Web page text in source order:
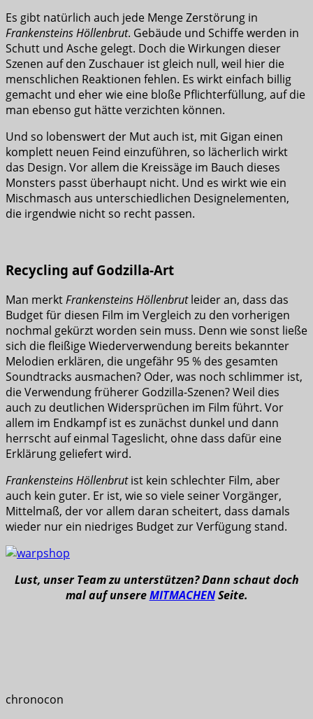
Es gibt natürlich auch jede Menge Zerstörung in
Frankensteins Höllenbrut. Gebäude und Schiffe werden in
Schutt und Asche gelegt. Doch die Wirkungen dieser
Szenen auf den Zuschauer ist gleich null, weil hier die
menschlichen Reaktionen fehlen. Es wirkt einfach billig
gemacht und eher wie eine bloße Pflichterfüllung, auf die
man ebenso gut hätte verzichten können.
Und so lobenswert der Mut auch ist, mit Gigan einen
komplett neuen Feind einzuführen, so lächerlich wirkt
das Design. Vor allem die Kreissäge im Bauch dieses
Monsters passt überhaupt nicht. Und es wirkt wie ein
Mischmasch aus unterschiedlichen Designelementen,
die irgendwie nicht so recht passen.
Recycling auf Godzilla-Art
Man merktFrankensteins Höllenbrutleider an, dass das
Budget für diesen Film im Vergleich zu den vorherigen
nochmal gekürzt worden sein muss. Denn wie sonst ließe
sich die fleißige Wiederverwendung bereits bekannter
Melodien erklären, die ungefähr 95 % des gesamten
Soundtracks ausmachen? Oder, was noch schlimmer ist,
die Verwendung früherer Godzilla-Szenen? Weil dies
auch zu deutlichen Widersprüchen im Film führt. Vor
allem im Endkampf ist es zunächst dunkel und dann
herrscht auf einmal Tageslicht, ohne dass dafür eine
Erklärung geliefert wird.
Frankensteins Höllenbrutist kein schlechter Film, aber
auch kein guter. Er ist, wie so viele seiner Vorgänger,
Mittelmaß, der vor allem daran scheitert, dass damals
wieder nur ein niedriges Budget zur Verfügung stand.
Lust, unser Team zu unterstützen? Dann schaut doch
mal auf unsereMITMACHENSeite.
chronocon